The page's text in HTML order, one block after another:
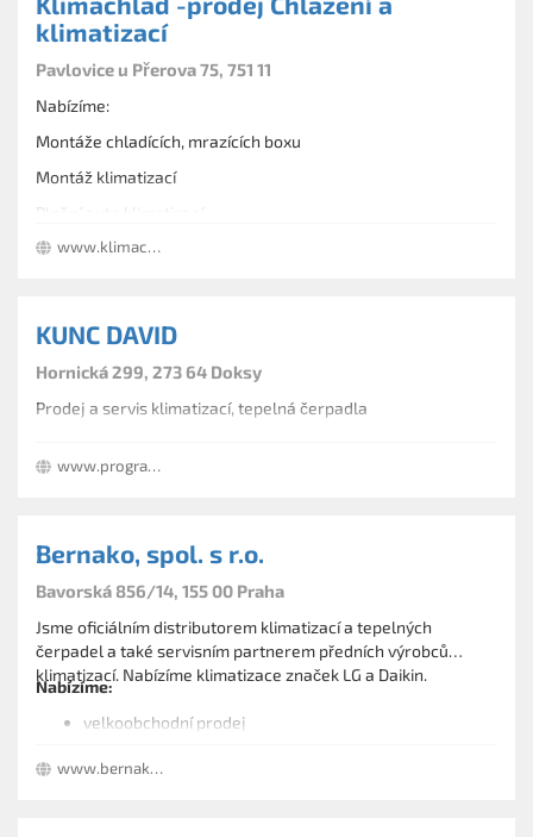
klimatizací
Pavlovice u Přerova 75, 751 11
Nabízíme:
Montáže chladících, mrazících boxu
Montáž klimatizací
Plnění auto klimatizací
Opravy a servis chlazení
www.klimachlad.cz
KUNC DAVID
Hornická 299, 273 64 Doksy
Prodej a servis klimatizací, tepelná čerpadla
www.programklima.cz
Bernako, spol. s r.o.
Bavorská 856/14, 155 00 Praha
Jsme oficiálním distributorem klimatizací a tepelných
čerpadel a také servisním partnerem předních výrobců
klimatizací. Nabízíme klimatizace značek LG a Daikin.
Nabízíme:
velkoobchodní prodej
dílenský servis a provozní údržbu zařízení
www.bernako.cz